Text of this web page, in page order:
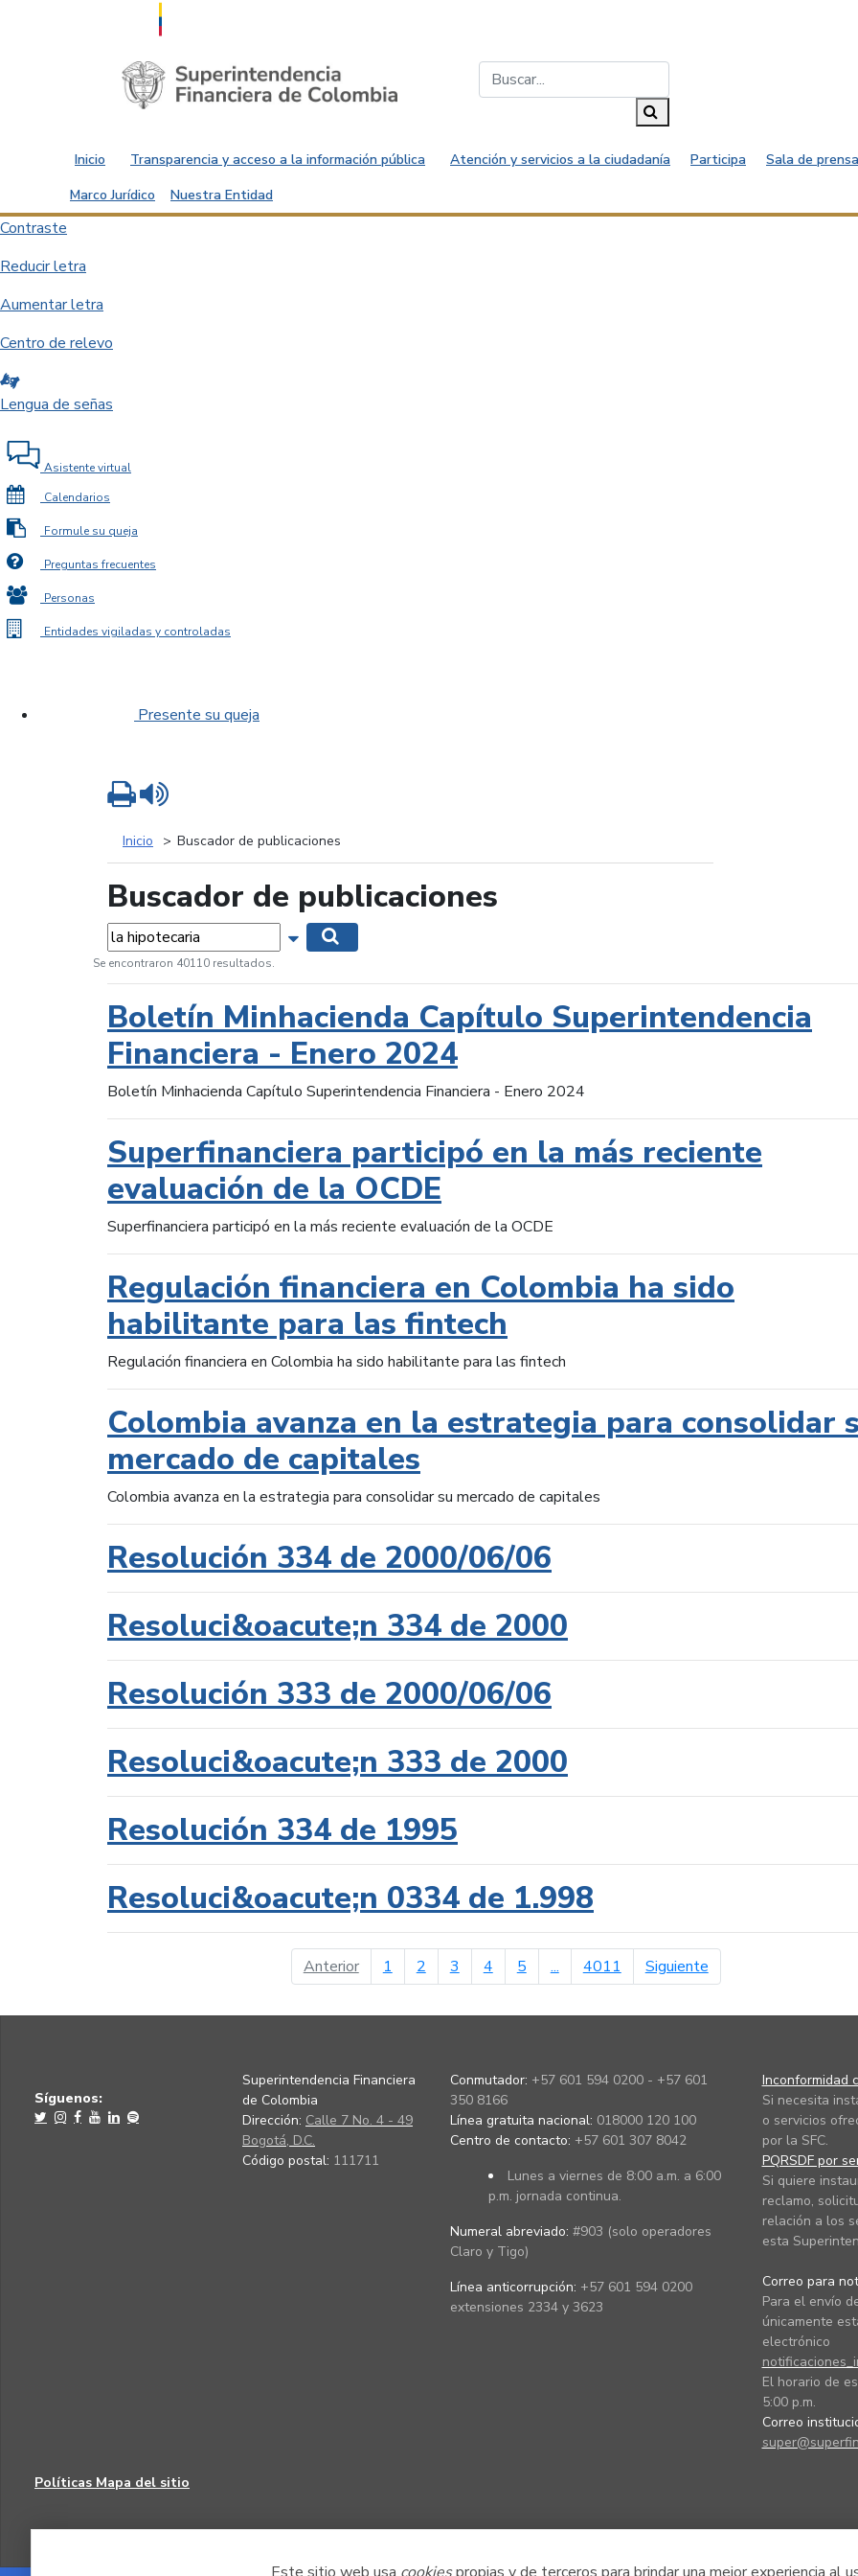
Saltar al contenido principal
Inicio Transparencia y acceso a la información pública Atención y servicios a la ciudadanía Participa
Sala de
Marco Jurídico
Nuestra Entidad
Contraste
Reducir letra
Aumentar letra
Centro de relevo
Lengua de señas
Asistente virtual
Calendarios
Formule su queja
Preguntas frecuentes
Personas
Entidades vigiladas y controladas
Presente su queja
Inicio Buscador de publicaciones
Buscador de publicaciones
Palabras... Mostrar opciones de búsqueda
Se encontraron 40110 resultados.
Boletín Minhacienda Capítulo Superintendencia
Financiera - Enero 2024
Boletín Minhacienda Capítulo Superintendencia Financiera - Enero 2024
Superfinanciera participó en la más reciente
evaluación de la OCDE
Superfinanciera participó en la más reciente evaluación de la OCDE
Regulación financiera en Colombia ha sido
habilitante para las fintech
Regulación financiera en Colombia ha sido habilitante para las fintech
Colombia avanza en la estrategia para consolidar
mercado de capitales
Colombia avanza en la estrategia para consolidar su mercado de capitales
Resolución 334 de 2000/06/06
Resoluci&oacute;n 334 de 2000
Resolución 333 de 2000/06/06
Resoluci&oacute;n 333 de 2000
Resolución 334 de 1995
Resoluci&oacute;n 0334 de 1.998
Anteriorpágina anterior
1 2 3 4 5 ... 4011 Siguientepágina siguiente
Imprimir
Síguenos:
Superintendencia Financiera
de Colombia
Dirección: Calle 7 No. 4 - 49
Bogotá, D.C.
Código postal: 111711
Conmutador: +57 601 594 0200 - +57 601
350 8166
Línea gratuita nacional: 018000 120 100
Centro de contacto: +57 601 307 8042
Lunes a viernes de 8:00 a.m. a 6:00
p.m. jornada continua.
Numeral abreviado: #903 (solo operadores
Claro y Tigo)
Línea anticorrupción: +57 601 594 0200
extensiones 2334 y 3623
Inconformidad
Si necesita
o servicios
por la SFC.
PQRSDF por
Si quiere
reclamo,
relación a los
esta
Correo para
Para el envío
únicamente
electrónico
El horario de
5:00 p.m.
Correo
Políticas Mapa del sitio